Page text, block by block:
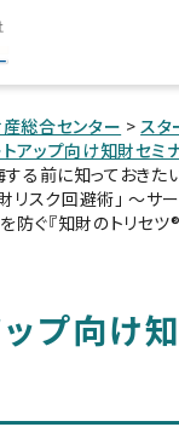
総合センター >スタ
アップ向け知財セミ
前に知っておきたい
リスク回避術」 ～サ
防ぐ『知財のトリセツ
プ向け